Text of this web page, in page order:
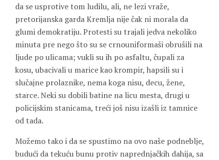
da se usprotive tom ludilu, ali, ne lezi vraže,
pretorijanska garda Kremlja nije čak ni morala da
glumi demokratiju. Protesti su trajali jedva nekoliko
minuta pre nego što su se crnouniformaši obrušili na
ljude po ulicama; vukli su ih po asfaltu, čupali za
kosu, ubacivali u marice kao krompir, hapsili su i
slučajne prolaznike, nema koga nisu, decu, žene,
starce. Neki su dobili batine na licu mesta, drugi u
policijskim stanicama, treći još nisu izašli iz tamnice
od tada.
Možemo tako i da se spustimo na ovo naše podneblje,
budući da tekuću bunu protiv naprednjačkih dahija, sa